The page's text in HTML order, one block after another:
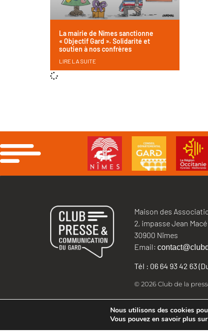
La mairie de Nîmes sanctionne
« Objectif Gard ». Solidarité et
soutien à nos confrères
LIRE LA SUITE
Maison des
2, impasse Jean Macé
30900 Nîmes
Email:
Tél : 06 64 93 42 63
© 2026 Club de la
Nous utilisons des cookies
Vous pouvez en savoir plus